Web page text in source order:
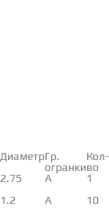
ДиаметрГр.
огранки
Кол-
во
2.75 А
1
1.2 А 10